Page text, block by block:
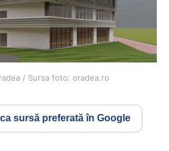
/ Sursa foto: oradea.ro
sursă preferată în Google